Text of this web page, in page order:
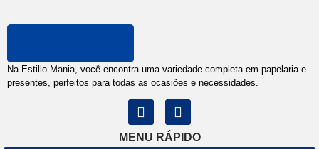
Na Estillo Mania, você encontra uma variedade completa em papelaria e
presentes, perfeitos para todas as ocasiões e necessidades.
MENU RÁPIDO